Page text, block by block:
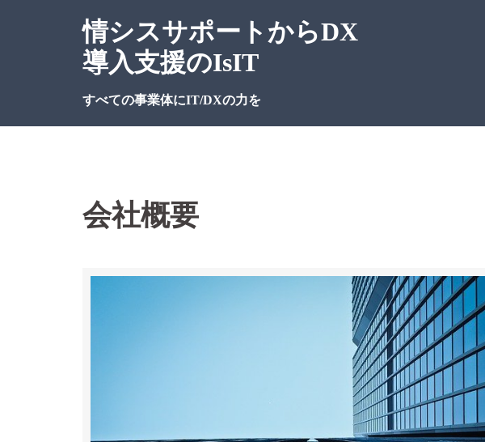
情シスサポートからDX
導入支援のIsIT
すべての事業体にIT/DXの力を
会社概要